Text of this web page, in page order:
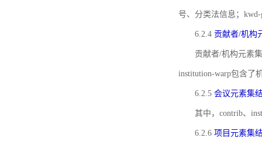
号、分类法信息；
6.2.4 贡献者/机构
贡献者/机构元素
institution-warp包含了
6.2.5 会议元素集
其中，contrib、
6.2.6 项目元素集